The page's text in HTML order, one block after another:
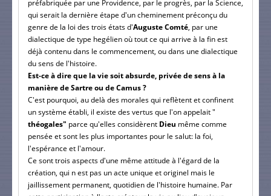
préfabriquée par une Providence, par le progrès, par la Science,
qui serait la dernière étape d'un cheminement préconçu du
genre de la loi des trois états d'Auguste Comté, par une
dialectique de type hegélien où tout ce qui arrive à la fin est
déjà contenu dans le commencement, ou dans une dialectique
du sens de l'histoire.
Est-ce à dire que la vie soit absurde, privée de sens à la
manière de Sartre ou de Camus ?
C'est pourquoi, au delà des morales qui reflètent et confinent
un système établi, il existe des vertus que l'on appelait "
théogales" parce qu'elles considèrent Dieu même comme
pensée et sont les plus importantes pour le salut: la foi,
l'espérance et l'amour.
Ce sont trois aspects d'une même attitude à l'égard de la
création, qui n est pas un acte unique et originel mais le
jaillissement permanent, quotidien de l'histoire humaine. Par